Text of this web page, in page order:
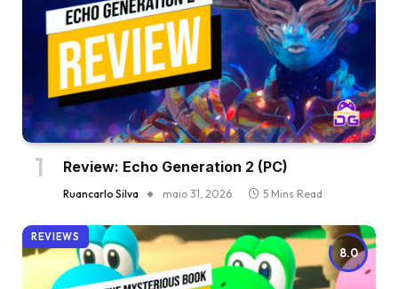
Review: Echo Generation 2 (PC)
Ruancarlo Silva maio 31, 2026 5 Mins Read
8.0
REVIEWS